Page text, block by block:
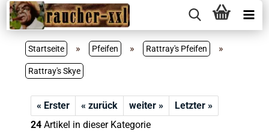
Startseite » Pfeifen » Rattray's Pfeifen »
Rattray's Skye
« Erster « zurück weiter »
Letzter »
24Artikel in dieser Kategorie